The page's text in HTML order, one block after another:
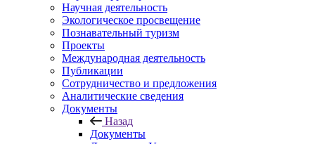
Научная деятельность
Экологическое просвещение
Познавательный туризм
Проекты
Международная деятельность
Публикации
Сотрудничество и предложения
Аналитические сведения
Документы
Назад
Документы